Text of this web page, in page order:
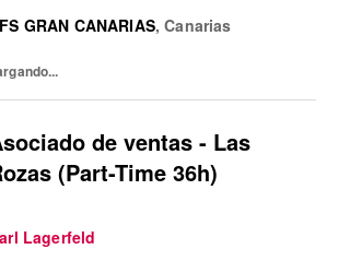
anima a aceptar la diversidad y
GRAN CANARIAS,Canarias
de ventas - Las
(Part-Time 36h)
Lagerfeld